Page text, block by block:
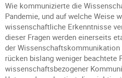
Wie kommunizierte die
Pandemie, und auf welche Weise
wissenschaftliche Erkenntnisse
dieser Fragen werden einerseits
der Wissenschaftskommunikation
rücken bislang weniger beachtete
wissenschaftsbezogener